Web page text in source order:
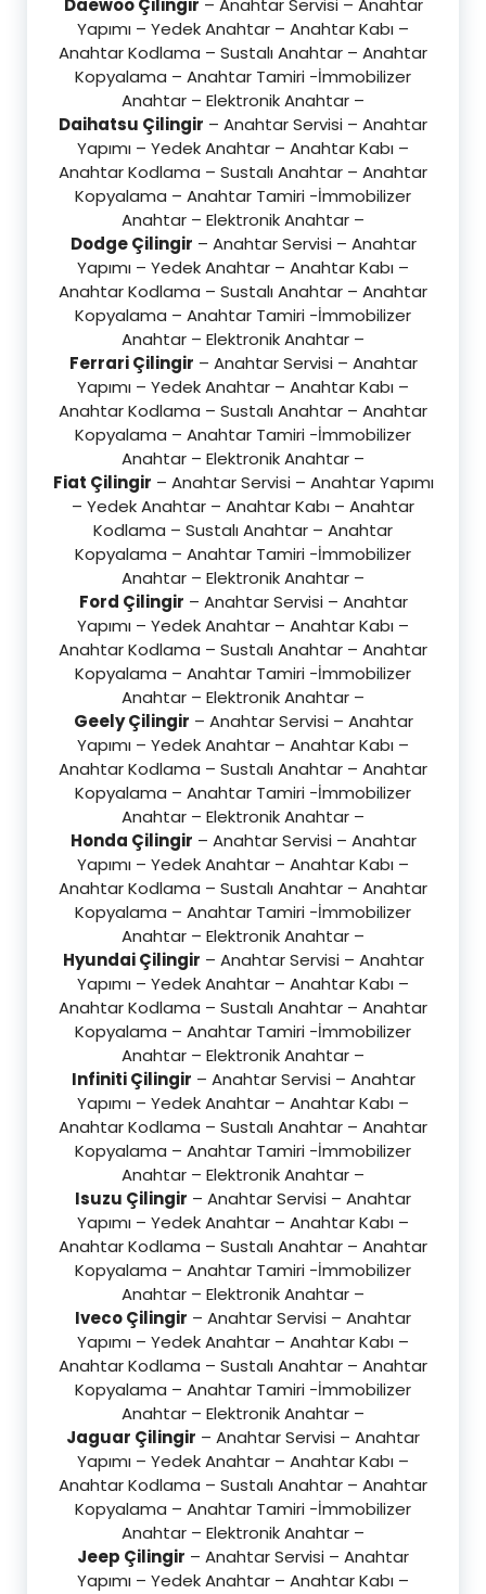
Daewoo Çilingir – Anahtar Servisi – Anahtar
Yapımı – Yedek Anahtar – Anahtar Kabı –
Anahtar Kodlama – Sustalı Anahtar – Anahtar
Kopyalama – Anahtar Tamiri -İmmobilizer
Anahtar – Elektronik Anahtar –
Daihatsu Çilingir – Anahtar Servisi – Anahtar
Yapımı – Yedek Anahtar – Anahtar Kabı –
Anahtar Kodlama – Sustalı Anahtar – Anahtar
Kopyalama – Anahtar Tamiri -İmmobilizer
Anahtar – Elektronik Anahtar –
Dodge Çilingir – Anahtar Servisi – Anahtar
Yapımı – Yedek Anahtar – Anahtar Kabı –
Anahtar Kodlama – Sustalı Anahtar – Anahtar
Kopyalama – Anahtar Tamiri -İmmobilizer
Anahtar – Elektronik Anahtar –
Ferrari Çilingir – Anahtar Servisi – Anahtar
Yapımı – Yedek Anahtar – Anahtar Kabı –
Anahtar Kodlama – Sustalı Anahtar – Anahtar
Kopyalama – Anahtar Tamiri -İmmobilizer
Anahtar – Elektronik Anahtar –
Fiat Çilingir – Anahtar Servisi – Anahtar Yapımı
– Yedek Anahtar – Anahtar Kabı – Anahtar
Kodlama – Sustalı Anahtar – Anahtar
Kopyalama – Anahtar Tamiri -İmmobilizer
Anahtar – Elektronik Anahtar –
Ford Çilingir – Anahtar Servisi – Anahtar
Yapımı – Yedek Anahtar – Anahtar Kabı –
Anahtar Kodlama – Sustalı Anahtar – Anahtar
Kopyalama – Anahtar Tamiri -İmmobilizer
Anahtar – Elektronik Anahtar –
Geely Çilingir – Anahtar Servisi – Anahtar
Yapımı – Yedek Anahtar – Anahtar Kabı –
Anahtar Kodlama – Sustalı Anahtar – Anahtar
Kopyalama – Anahtar Tamiri -İmmobilizer
Anahtar – Elektronik Anahtar –
Honda Çilingir – Anahtar Servisi – Anahtar
Yapımı – Yedek Anahtar – Anahtar Kabı –
Anahtar Kodlama – Sustalı Anahtar – Anahtar
Kopyalama – Anahtar Tamiri -İmmobilizer
Anahtar – Elektronik Anahtar –
Hyundai Çilingir – Anahtar Servisi – Anahtar
Yapımı – Yedek Anahtar – Anahtar Kabı –
Anahtar Kodlama – Sustalı Anahtar – Anahtar
Kopyalama – Anahtar Tamiri -İmmobilizer
Anahtar – Elektronik Anahtar –
Infiniti Çilingir – Anahtar Servisi – Anahtar
Yapımı – Yedek Anahtar – Anahtar Kabı –
Anahtar Kodlama – Sustalı Anahtar – Anahtar
Kopyalama – Anahtar Tamiri -İmmobilizer
Anahtar – Elektronik Anahtar –
Isuzu Çilingir – Anahtar Servisi – Anahtar
Yapımı – Yedek Anahtar – Anahtar Kabı –
Anahtar Kodlama – Sustalı Anahtar – Anahtar
Kopyalama – Anahtar Tamiri -İmmobilizer
Anahtar – Elektronik Anahtar –
Iveco Çilingir – Anahtar Servisi – Anahtar
Yapımı – Yedek Anahtar – Anahtar Kabı –
Anahtar Kodlama – Sustalı Anahtar – Anahtar
Kopyalama – Anahtar Tamiri -İmmobilizer
Anahtar – Elektronik Anahtar –
Jaguar Çilingir – Anahtar Servisi – Anahtar
Yapımı – Yedek Anahtar – Anahtar Kabı –
Anahtar Kodlama – Sustalı Anahtar – Anahtar
Kopyalama – Anahtar Tamiri -İmmobilizer
Anahtar – Elektronik Anahtar –
Jeep Çilingir – Anahtar Servisi – Anahtar
Yapımı – Yedek Anahtar – Anahtar Kabı –